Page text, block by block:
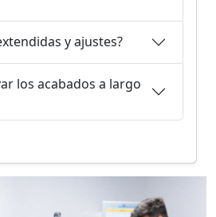
y ajustes?
los acabados a largo